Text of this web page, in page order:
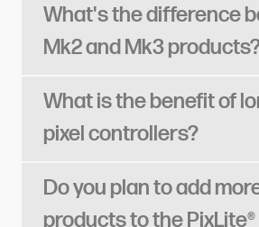
What's the difference
Mk2 and Mk3 products?​​​​‌
What is the benefit of
pixel controllers?​​​​‌ ‍ ​‍​‍‌‍ ‌ ​‍‌‍‍‌‌‍‌ ‌‍‍‌‌‍ ‍​‍​‍​ ‍‍​‍​‍‌ ​ ‌‍​‌‌‍ ‍‌‍‍‌‌ ‌​‌ ‍‌​‍ ‍‌‍‍‌‌‍ ​‍​‍​‍ ​​‍​‍‌‍‍​‌ ​‍‌‍‌‌‌‍‌‍​‍​‍​ ‍‍​‍​‍​‍ ‌ ​ ‌ ‌​‌ ‌‌‌‍‌​‌‍‍‌‌‍ ​‍ ‌‍‍‌‌‍ ‍‌ ‌​‌‍‌‌‌‍ ‍‌ ‌​​‍ ‌‍‌‌‌‍‌​‌‍‍‌‌ ‌​​‍ ‌‍ ‌‌‍ ‌‍‌​‌‍‌‌​ ‌‌ ​​‌ ​‍‌‍‌‌‌ ​ ‌‍‌‌‌‍ ‍‌ ‌​‌‍​‌‌ ‌​‌‍‍‌‌‍ ‌‍ ‍​ ‍ ‌‍‍‌‌‍‌​​ ‌​ ‍‌​ ‍‌​ ​‌‌‍‌‍‌‍‌​​ ‍‌​ ‌​​ ‌ ​‍ ‌‌‍​ ‌‍​‌‌‍‌‍​ ‌ ​‍ ‌​ ‌​‌‍​‍​ ‌‌​ ‍‌​‍ ‌​ ‍​​ ​‌​ ‌‌​ ‌ ​‍ ‌​ ‍‌​ ‍​​ ​‌​ ‌‌​ ​ ‌‍‌​​ ‌‍​ ​ ​ ‌ ‌‍​‍‌‍​‌‌‍‌‌​ ‍ ‌ ‌​‌ ‍‌‌ ​​‌‍‌‌​ ‌‌‍‌‍‌‍​‌‌ ​‌​ ‍ ‌ ​​‌‍​‌‌ ‌​‌‍‍​​ ‌‌ ‌​‌‍‍‌‌ ‌​‌‍ ​‌‍‌‌​ ‌‍​‍‌‍​‌‌ ​ ‌‍‌‌‌‌‌‌‌ ​‍‌‍ ​​ ‌​‍‌‌​ ​‍‌​‌‍‌ ​ ‌ ‌​‌ ‌‌‌‍‌​‌‍‍‌‌‍ ​‍‌‍‌‍‍‌‌‍‌​​ ‌​ ‍‌​ ‍‌​ ​‌‌‍‌‍‌‍‌​​ ‍‌​ ‌​​ ‌ ​‍ ‌‌‍​ ‌‍​‌‌‍‌‍​ ‌ ​‍ ‌​ ‌​‌‍​‍​ ‌‌​ ‍‌​‍ ‌​ ‍​​ ​‌​ ‌‌​ ‌ ​‍ ‌​ ‍‌​ ‍​​ ​‌​ ‌‌​ ​ ‌‍‌​​ ‌‍​ ​ ​ ‌ ‌‍​‍‌‍​‌‌‍‌‌​‍‌‍‌ ‌​‌ ‍‌‌ ​​‌‍‌‌​ ‌‌‍‌‍‌‍​‌‌ ​‌​‍‌‍‌ ​​‌‍​‌‌ ‌​‌‍‍​​ ‌‌ ‌​‌‍‍‌‌ ‌​‌‍ ​‌‍‌‌​‍‌‍‌ ​​‌‍‌‌‌ ​‍‌ ​ ‌ ​​‌‍‌‌‌‍​ ‌ ‌​‌‍‍‌‌ ‌‍‌‍‌‌​ ‌‌ ​​‌ ‌‌‌‍​‍‌‍ ​‌‍‍‌‌ ​ ‌‍‍​‌‍‌‌‌‍‌​​‍​‍‌ ‌
Do you plan to add
products to the